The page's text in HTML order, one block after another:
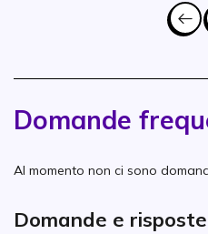
Domande
Al momento non ci sono
Domande e